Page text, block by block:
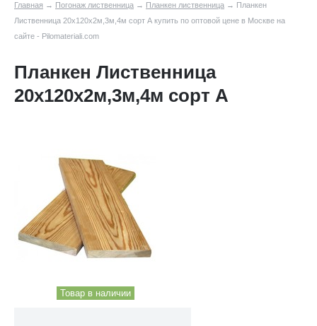
Главная → Погонаж лиственница → Планкен лиственница → Планкен
Лиственница 20х120х2м,3м,4м сорт А купить по оптовой цене в Москве на
сайте - Pilomateriali.com
Планкен Лиственница
20х120х2м,3м,4м сорт А
Товар в наличии